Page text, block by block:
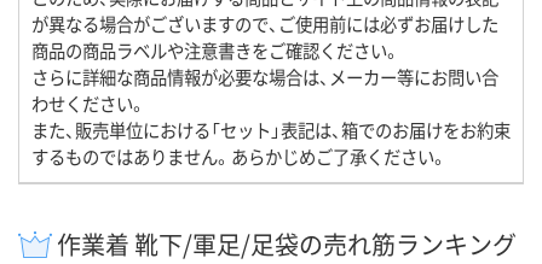
が異なる場合がございますので、ご使用前には必ずお届けした
商品の商品ラベルや注意書きをご確認ください。
さらに詳細な商品情報が必要な場合は、メーカー等にお問い合
わせください。
また、販売単位における「セット」表記は、箱でのお届けをお約束
するものではありません。あらかじめご了承ください。
作業着 靴下/軍足/足袋の売れ筋ランキング